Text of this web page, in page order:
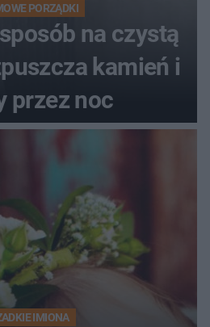
PORZĄDKI
na czystą
kamień i
przez noc
IMIONA